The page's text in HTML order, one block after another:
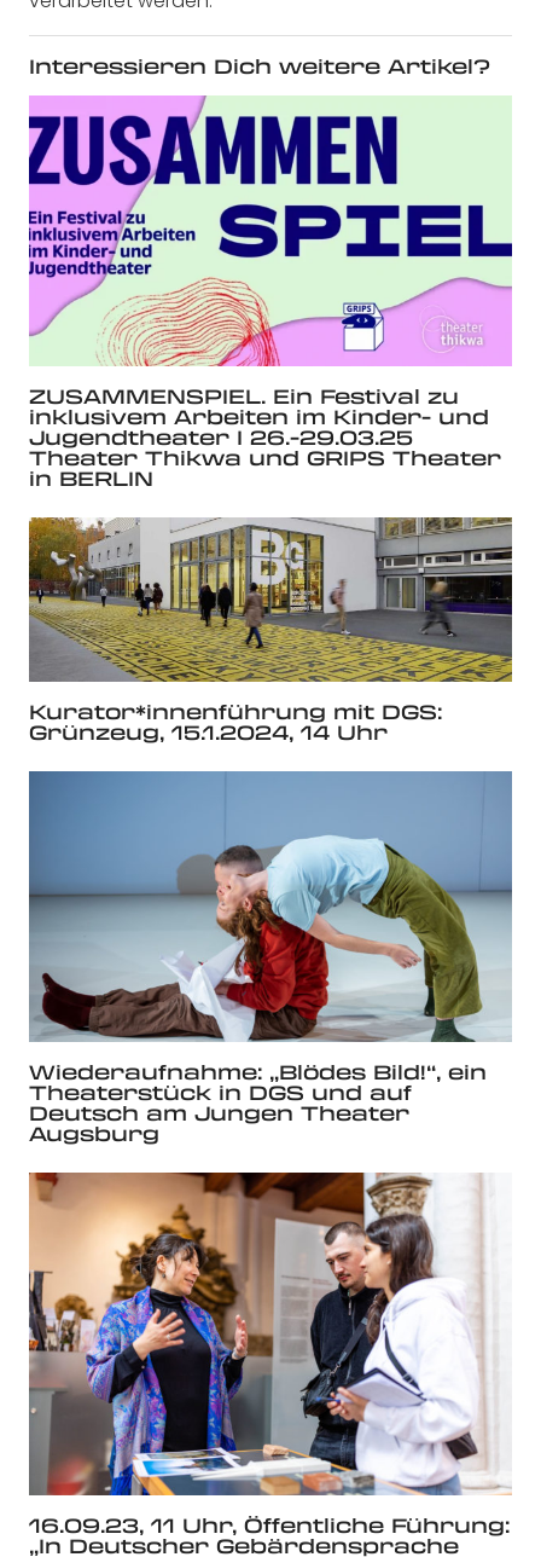
Interessieren Dich weitere Artikel?
ZUSAMMENSPIEL. Ein Festival zu
inklusivem Arbeiten im Kinder- und
Jugendtheater I 26.-29.03.25
Theater Thikwa und GRIPS Theater
in BERLIN
Kurator*innenführung mit DGS:
Grünzeug, 15.1.2024, 14 Uhr
Wiederaufnahme: „Blödes Bild!“, ein
Theaterstück in DGS und auf
Deutsch am Jungen Theater
Augsburg
16.09.23, 11 Uhr, Öffentliche Führung:
„In Deutscher Gebärdensprache